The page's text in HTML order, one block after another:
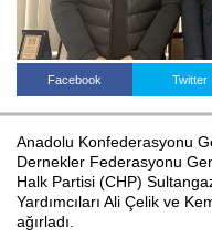
Facebook Twitter
Anadolu Konfederasyonu
Dernekler Federasyonu
Halk Partisi (CHP)
Yardımcıları Ali Çelik ve
ağırladı.